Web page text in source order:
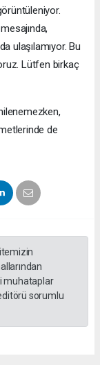
ulaşılamıyor. Bu
Lütfen birkaç
de
muhataplar
sorumlu